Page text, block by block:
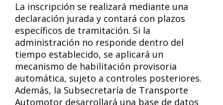
La inscripción se realizará mediante una
declaración jurada y contará con plazos
específicos de tramitación. Si la
administración no responde dentro del
tiempo establecido, se aplicará un
mecanismo de habilitación provisoria
automática, sujeto a controles posteriores.
Además, la Subsecretaría de Transporte
Automotor desarrollará una base de datos